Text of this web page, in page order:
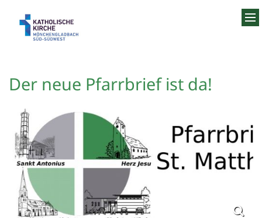
Der neue Pfarrbrief ist da!